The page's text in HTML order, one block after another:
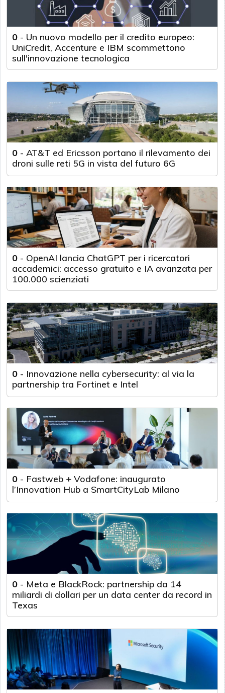
0 - Un nuovo modello per il credito europeo:
UniCredit, Accenture e IBM scommettono
sull'innovazione tecnologica
0 - AT&T ed Ericsson portano il rilevamento dei
droni sulle reti 5G in vista del futuro 6G
0 - OpenAI lancia ChatGPT per i ricercatori
accademici: accesso gratuito e IA avanzata per
100.000 scienziati
0 - Innovazione nella cybersecurity: al via la
partnership tra Fortinet e Intel
0 - Fastweb + Vodafone: inaugurato
l’Innovation Hub a SmartCityLab Milano
0 - Meta e BlackRock: partnership da 14
miliardi di dollari per un data center da record in
Texas